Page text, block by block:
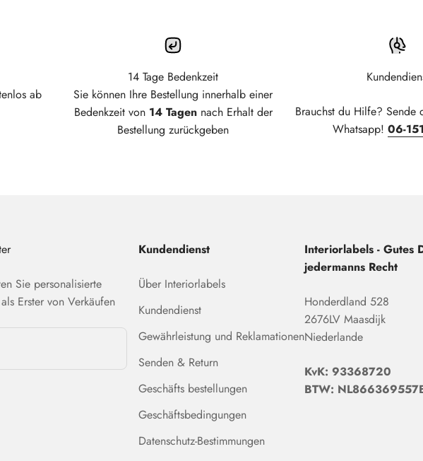
ab
14 Tage Bedenkzeit
Sie können Ihre Bestellung innerhalb einer
Bedenkzeit von 14 Tagennach Erhalt der
Bestellung zurückgeben
Brauchst du Hilfe? Sende
Whatsapp! 06-
Sie personalisierte
Erster von Verkäufen
Kundendienst
Über Interiorlabels
Kundendienst
Gewährleistung und Reklamationen
Senden & Return
Geschäfts bestellungen
Geschäftsbedingungen
Datenschutz-Bestimmungen
Interiorlabels - Gutes
jedermanns Recht
Honderdland 528
2676LV Maasdijk
Niederlande
KvK: 93368720
BTW: